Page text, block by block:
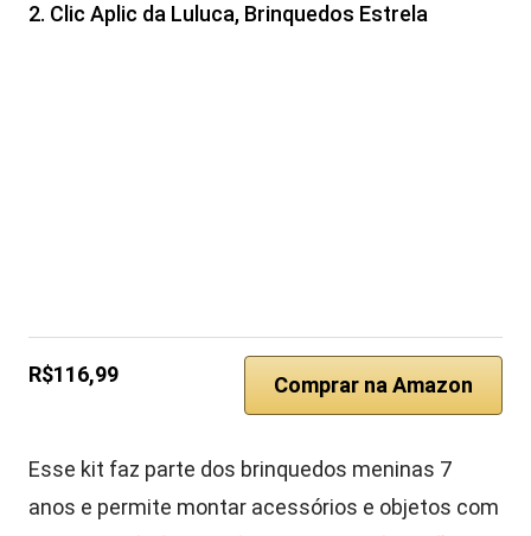
2. Clic Aplic da Luluca, Brinquedos Estrela
R$116,99 Comprar na Amazon
Esse kit faz parte dos brinquedos meninas 7
anos e permite montar acessórios e objetos com